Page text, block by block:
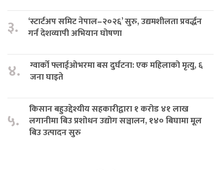
३.
‘स्टार्टअप समिट नेपाल–२०२६’ सुरु, उद्यमशीलता प्रवर्द्धन
गर्न देशव्यापी अभियान घोषणा
४.
ग्वार्को फ्लाईओभरमा बस दुर्घटना: एक महिलाको मृत्यु, ६
जना घाइते
५.
किसान बहुउद्देश्यीय सहकारीद्वारा १ करोड ४१ लाख
लगानीमा बिउ प्रशोधन उद्योग सञ्चालन, १४० बिघामा मूल
बिउ उत्पादन सुरु